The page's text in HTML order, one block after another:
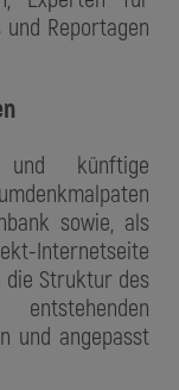
Reportagen
und künftige
sowie, als
Internetseite
die Struktur des
und angepasst